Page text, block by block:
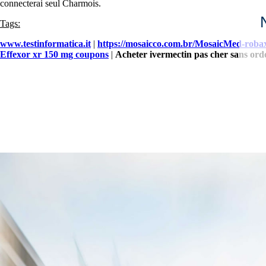
connecterai seul Charmois.
Tags:
www.testinformatica.it | https://mosaicco.com.br/MosaicMed-
Effexor xr 150 mg coupons | Acheter ivermectin pas cher sans